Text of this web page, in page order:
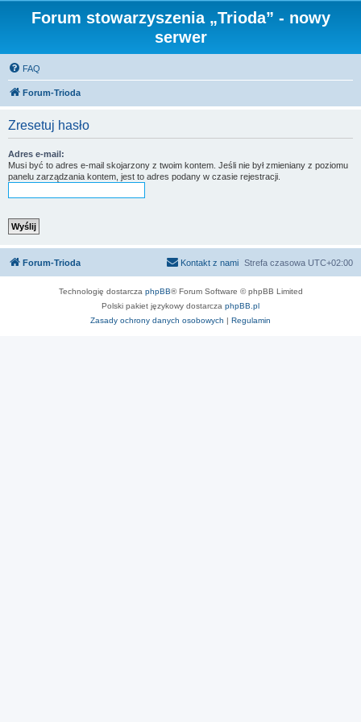
Forum stowarzyszenia „Trioda” - nowy
serwer
FAQ
Forum-Trioda
Zresetuj hasło
Adres e-mail:
Musi być to adres e-mail skojarzony z twoim kontem. Jeśli nie był zmieniany z poziomu
panelu zarządzania kontem, jest to adres podany w czasie rejestracji.
Forum-Trioda Strefa czasowa UTC+02:00
Kontakt z nami
Technologię dostarcza phpBB® Forum Software © phpBB Limited
Polski pakiet językowy dostarcza phpBB.pl
Zasady ochrony danych osobowych | Regulamin